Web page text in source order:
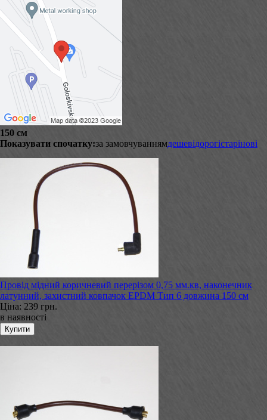
150 см
Показувати спочатку:за замовчуваннямдешевідорогістарінові
Провід мідний коричневий перерізом 0,75 мм.кв, наконечник
латунний, захистний ковпачок EPDM Тип 6 довжина 150 см
Ціна: 239 грн.
в наявності